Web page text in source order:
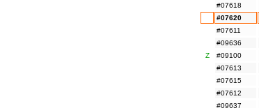
#07618
#07620
#07611
#09636
Z
#09100
#07613
#07615
#07612
#09637